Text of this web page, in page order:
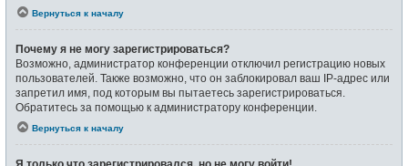
Вернуться к началу
Почему я не могу зарегистрироваться?
Возможно, администратор конференции отключил регистрацию новых
пользователей. Также возможно, что он заблокировал ваш IP-адрес или
запретил имя, под которым вы пытаетесь зарегистрироваться.
Обратитесь за помощью к администратору конференции.
Вернуться к началу